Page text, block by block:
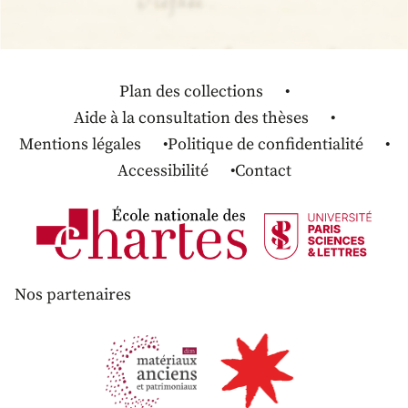
Plan des collections
Aide à la consultation des thèses
Mentions légales
Politique de confidentialité
Accessibilité
Contact
Nos partenaires